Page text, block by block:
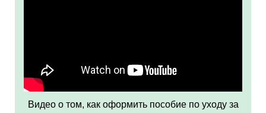
Видео о том, как оформить пособие по уходу за